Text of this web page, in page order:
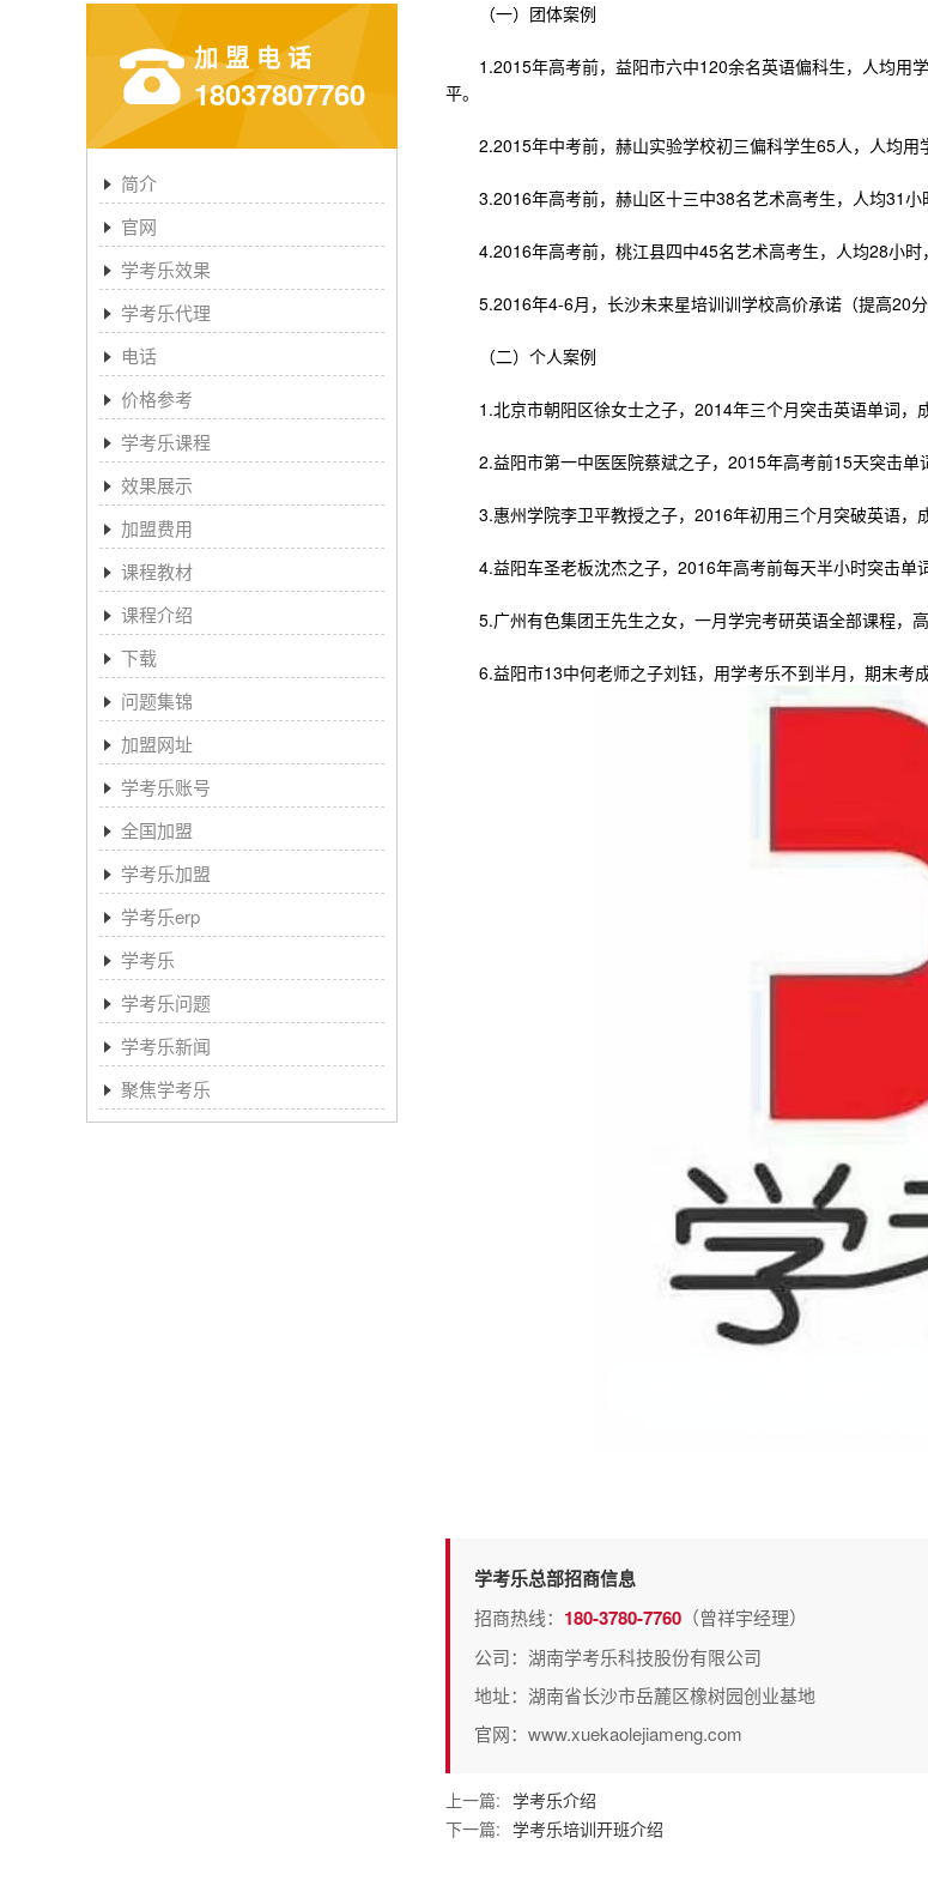
加盟电话
18037807760
简介
官网
学考乐效果
学考乐代理
电话
价格参考
学考乐课程
效果展示
加盟费用
课程教材
课程介绍
下载
问题集锦
加盟网址
学考乐账号
全国加盟
学考乐加盟
学考乐erp
学考乐
学考乐问题
学考乐新闻
聚焦学考乐
（一）团体案例
1.2015年高考前，益阳市六中120余名英语偏科生，人均用
平。
2.2015年中考前，赫山实验学校初三偏科学生65人，人均用
3.2016年高考前，赫山区十三中38名艺术高考生，人均31小
4.2016年高考前，桃江县四中45名艺术高考生，人均28小时
5.2016年4-6月，长沙未来星培训训学校高价承诺（提高20分
（二）个人案例
1.北京市朝阳区徐女士之子，2014年三个月突击英语单词，成
2.益阳市第一中医医院蔡斌之子，2015年高考前15天突击单
3.惠州学院李卫平教授之子，2016年初用三个月突破英语，
4.益阳车圣老板沈杰之子，2016年高考前每天半小时突击单
5.广州有色集团王先生之女，一月学完考研英语全部课程，高
6.益阳市13中何老师之子刘钰，用学考乐不到半月，期末考
学考乐总部招商信息
招商热线： 180-3780-7760 （曾祥宇经理）
公司：湖南学考乐科技股份有限公司
地址：湖南省长沙市岳麓区橡树园创业基地
官网：www.xuekaolejiameng.com
上一篇: 学考乐介绍
下一篇: 学考乐培训开班介绍